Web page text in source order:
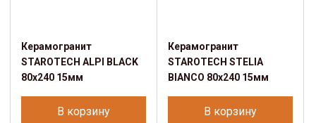
Керамогранит
STAROTECH ALPI BLACK
80х240 15мм
В корзину
Керамогранит
STAROTECH STELIA
BIANCO 80х240 15мм
В корзину